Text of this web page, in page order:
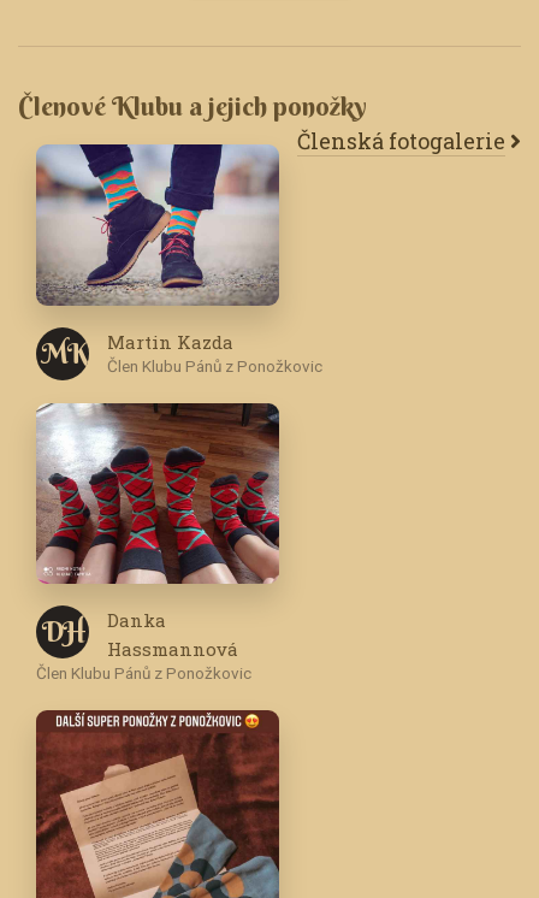
Členové Klubu a jejich ponožky
Členská fotogalerie
M K Martin Kazda
Člen Klubu Pánů z Ponožkovic
D H
Danka
Hassmannová
Člen Klubu Pánů z Ponožkovic